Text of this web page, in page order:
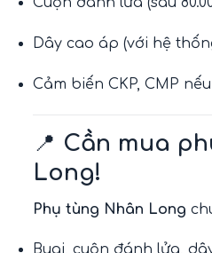
Dây cao áp (với hệ
Cảm biến CKP, CMP
📍 Cần mua
Long!
Phụ tùng Nhân Long